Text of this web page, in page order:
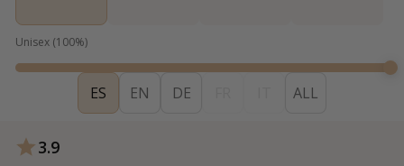
Unisex (100%)
ES EN DE ALL
3.9